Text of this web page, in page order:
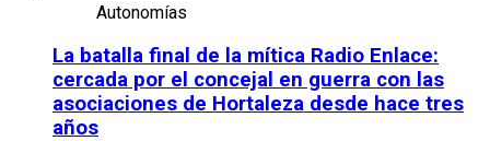
Autonomías
La batalla final de la mítica Radio Enlace:
cercada por el concejal en guerra con las
asociaciones de Hortaleza desde hace tres
años